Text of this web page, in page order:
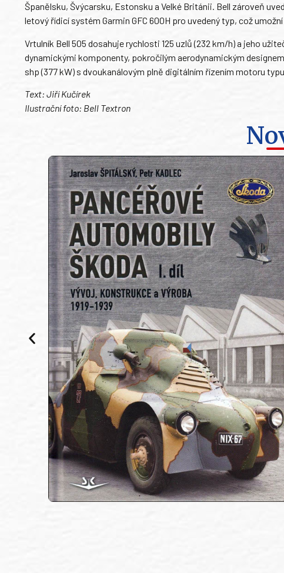
Španělsku, Švýcarsku, Estonsku a Velké Británii. Bell zároveň
letový řídicí systém Garmin GFC 600H pro uvedený typ, což
Vrtulník Bell 505 dosahuje rychlosti 125 uzlů (232 km/h) a jeho
dynamickými komponenty, pokročilým aerodynamickým
shp (377 kW) s dvoukanálovým plně digitálním řízením motoru
Text: Jiří Kučírek
Ilustrační foto: Bell Textron